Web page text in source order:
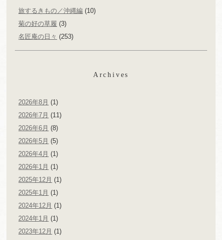
旅するきもの／沖縄編 (10)
菊の好の草履 (3)
名匠庵の日々 (253)
Archives
2026年8月 (1)
2026年7月 (11)
2026年6月 (8)
2026年5月 (5)
2026年4月 (1)
2026年1月 (1)
2025年12月 (1)
2025年1月 (1)
2024年12月 (1)
2024年1月 (1)
2023年12月 (1)